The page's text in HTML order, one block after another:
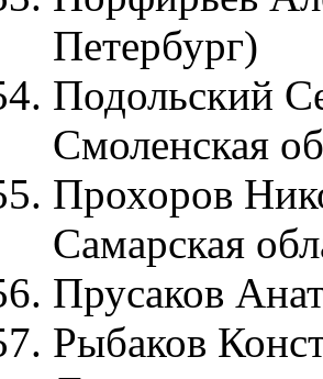
Петербург)
Подольский
Смоленская
Прохоров
Самарская
Прусаков
Рыбаков